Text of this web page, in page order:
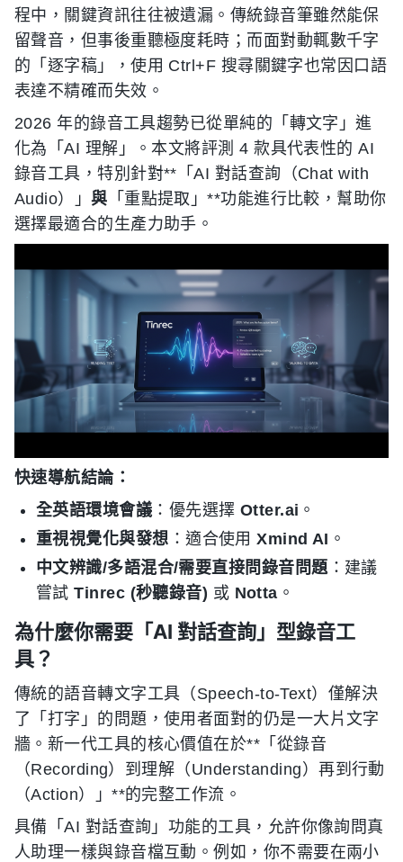
程中，關鍵資訊往往被遺漏。傳統錄音筆雖然能保
留聲音，但事後重聽極度耗時；而面對動輒數千字
的「逐字稿」，使用 Ctrl+F 搜尋關鍵字也常因口語
表達不精確而失效。
2026 年的錄音工具趨勢已從單純的「轉文字」進
化為「AI 理解」。本文將評測 4 款具代表性的 AI
錄音工具，特別針對**「AI 對話查詢（Chat with
Audio）」與 「重點提取」**功能進行比較，幫助你
選擇最適合的生產力助手。
快速導航結論：
全英語環境會議 ：優先選擇 Otter.ai 。
重視視覺化與發想 ：適合使用Xmind AI 。
中文辨識/多語混合/需要直接問錄音問題 ：建議
嘗試Tinrec (秒聽錄音) 或 Notta 。
為什麼你需要「AI 對話查詢」型錄音工
具？
傳統的語音轉文字工具（Speech-to-Text）僅解決
了「打字」的問題，使用者面對的仍是一大片文字
牆。新一代工具的核心價值在於**「從錄音
（Recording）到理解（Understanding）再到行動
（Action）」**的完整工作流。
具備「AI 對話查詢」功能的工具，允許你像詢問真
人助理一樣與錄音檔互動。例如，你不需要在兩小